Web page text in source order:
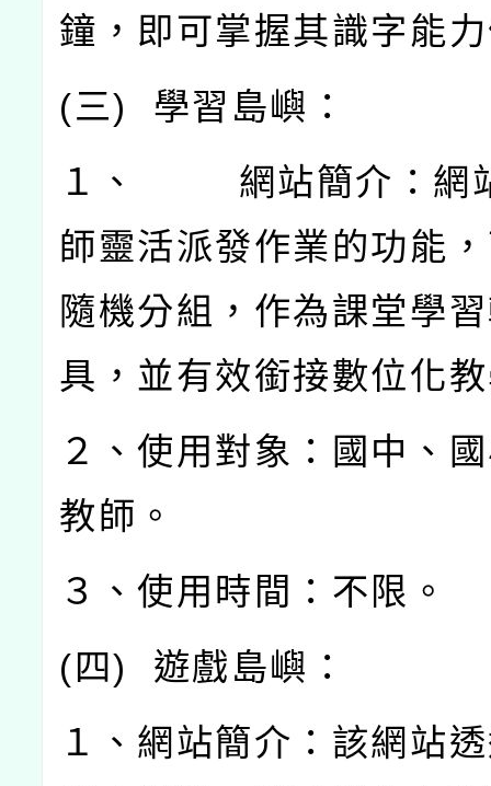
鐘，即可掌握其識字能
(三) 學習島嶼：
１、
網站簡介：網
師靈活派發作業的功能
隨機分組，作為課堂學
具，並有效銜接數位化
２、使用對象：國中、
教師。
３、使用時間：不限。
( 四) 遊戲島嶼：
１、網站簡介：該網站